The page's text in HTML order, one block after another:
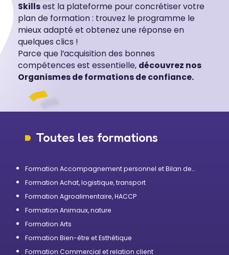
Skillsest la plateforme pour concrétiser votre
plan de formation : trouvez le programme le
mieux adapté et obtenez une réponse en
quelques clics !
Parce que l’acquisition des bonnes
compétences est essentielle, découvrez nos
Organismes de formations de confiance.
Toutes les formations
Formation Accompagnement personnel et Bilan de
Formation Achat, logistique, transport
Formation Agroalimentaire, HACCP
Formation Animaux, nature
Formation Arts
Formation Bien-être et Esthétique
Formation Commercial et relation client